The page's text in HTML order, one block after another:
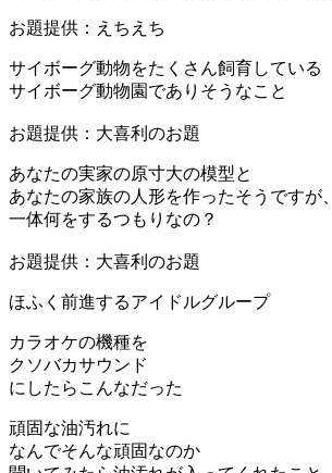
お題提供：えちえち
サイボーグ動物をたくさん飼育している
サイボーグ動物園でありそうなこと
お題提供：大喜利のお題
あなたの実家の原寸大の模型と
あなたの家族の人形を作ったそうですが、
一体何をするつもりなの？
お題提供：大喜利のお題
ほふく前進するアイドルグループ
カラオケの機種を
クソバカサウンド
にしたらこんなだった
頑固な油汚れに
なんでそんな頑固なのか